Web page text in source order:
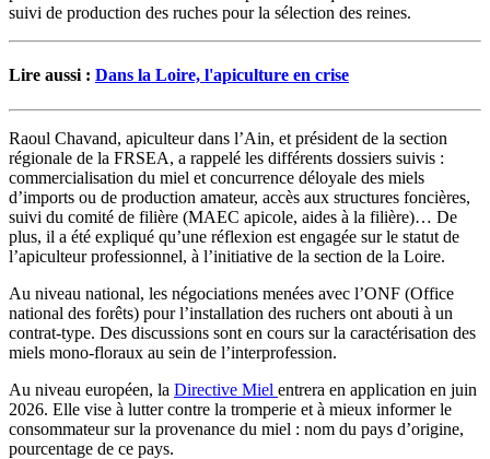
suivi de production des ruches pour la sélection des reines.
Lire aussi : Dans la Loire, l'apiculture en crise
Raoul Chavand, apiculteur dans l’Ain, et président de la section
régionale de la FRSEA, a rappelé les différents dossiers suivis :
commercialisation du miel et concurrence déloyale des miels
d’imports ou de production amateur, accès aux structures foncières,
suivi du comité de filière (MAEC apicole, aides à la filière)… De
plus, il a été expliqué qu’une réflexion est engagée sur le statut de
l’apiculteur professionnel, à l’initiative de la section de la Loire.
Au niveau national, les négociations menées avec l’ONF (Office
national des forêts) pour l’installation des ruchers ont abouti à un
contrat-type. Des discussions sont en cours sur la caractérisation des
miels mono-floraux au sein de l’interprofession.
Au niveau européen, la Directive Miel entrera en application en juin
2026. Elle vise à lutter contre la tromperie et à mieux informer le
consommateur sur la provenance du miel : nom du pays d’origine,
pourcentage de ce pays.